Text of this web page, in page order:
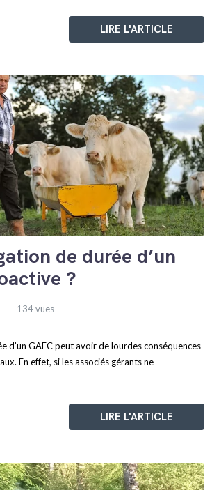
LIRE L'ARTICLE
de durée d’un
?
134 vues
d’un GAEC peut avoir de lourdes conséquences
En effet, si les associés gérants ne
LIRE L'ARTICLE